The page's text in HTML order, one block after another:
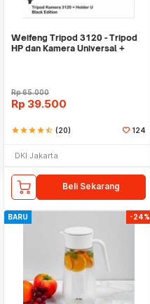
Weifeng Tripod 3120 - Tripod
HP dan Kamera Universal +
Rp65.000
Rp 39.500
starstarstarstarstar_half (20) 124
DKI Jakarta
Beli Sekarang
BARU -24%